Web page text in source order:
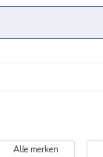
Alle merken